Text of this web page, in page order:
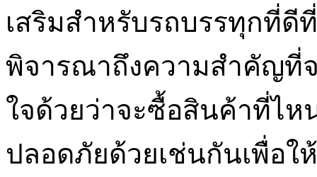
เสริมสำหรับรถบรรทุกที่ดี
พิจารณาถึงความสำคัญที่
ใจด้วยว่าจะซื้อสินค้าที่ไ
ปลอดภัยด้วยเช่นกันเพื่อ